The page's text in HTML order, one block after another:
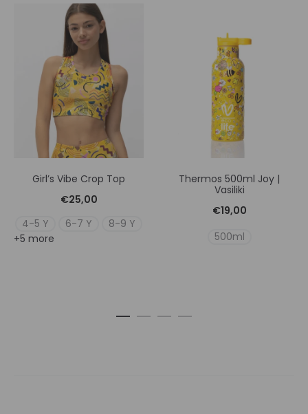
Girl’s Vibe Crop Top
€25,00
4-5 Y
6-7 Y
8-9 Y
+5 more
Thermos 500ml Joy |
Vasiliki
€19,00
500ml